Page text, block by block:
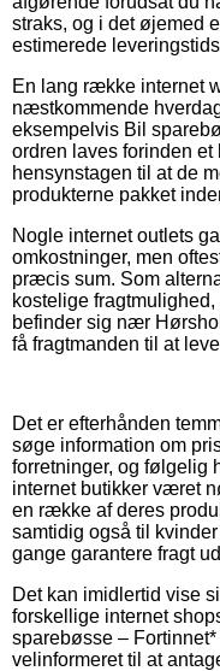
straks, og i det øjemed
estimerede
En lang række internet
næstkommende
eksempelvis Bil
ordren laves forinden
hensynstagen til at de
produkterne pakket
Nogle internet outlets
omkostninger, men
præcis sum. Som
kostelige
befinder sig nær
få fragtmanden til at
Det er efterhånden
søge information om
forretninger, og følgelig
internet butikker været
en række af deres
samtidig også til
gange garantere fragt
Det kan imidlertid vise
forskellige internet
sparebøsse –
velinformeret til at